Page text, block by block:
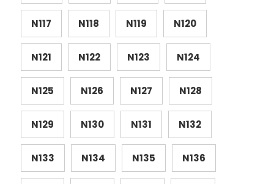
N117 N118 N119 N120
N121 N122 N123 N124
N125 N126 N127 N128
N129 N130 N131 N132
N133 N134 N135 N136